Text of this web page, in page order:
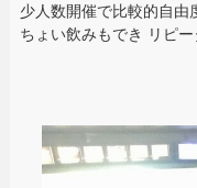
少人数開催で比較的自由
ちょい飲みもでき リピ